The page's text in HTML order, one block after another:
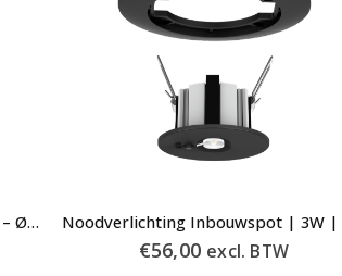
Noodverlichting Inbouwspot – 3W – Ø55mm – Wit – Auto Test
€56,00 excl. BTW